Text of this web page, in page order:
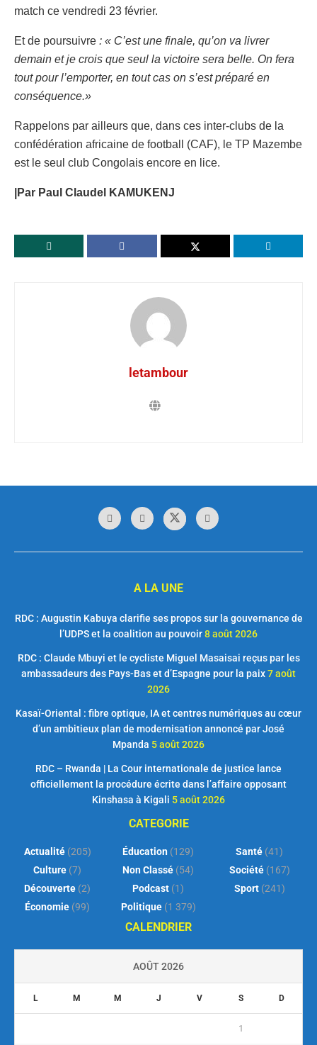
match ce vendredi 23 février.
Et de poursuivre : « C’est une finale, qu’on va livrer
demain et je crois que seul la victoire sera belle. On fera
tout pour l’emporter, en tout cas on s’est préparé en
conséquence.»
Rappelons par ailleurs que, dans ces inter-clubs de la
confédération africaine de football (CAF), le TP Mazembe
est le seul club Congolais encore en lice.
|Par Paul Claudel KAMUKENJ
letambour
A LA UNE
RDC : Augustin Kabuya clarifie ses propos sur la gouvernance de
l’UDPS et la coalition au pouvoir8 août 2026
RDC : Claude Mbuyi et le cycliste Miguel Masaisai reçus par les
ambassadeurs des Pays-Bas et d’Espagne pour la paix7 août
2026
Kasaï-Oriental : fibre optique, IA et centres numériques au cœur
d’un ambitieux plan de modernisation annoncé par José
Mpanda 5 août 2026
RDC – Rwanda | La Cour internationale de justice lance
officiellement la procédure écrite dans l’affaire opposant
Kinshasa à Kigali 5 août 2026
CATEGORIE
Actualité(205)
Culture (7)
Découverte (2)
Économie (99)
Éducation (129)
Non Classé (54)
Podcast (1)
Politique(1 379)
Santé (41)
Société(167)
Sport(241)
CALENDRIER
AOÛT 2026
L M M J V S D
1